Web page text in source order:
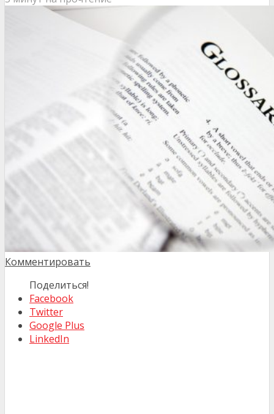
Комментировать
Поделиться!
Facebook
Twitter
Google Plus
LinkedIn